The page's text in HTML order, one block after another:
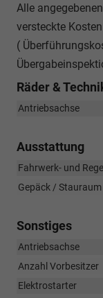
Alle
versteckte Kosten
(
Räder &
Antriebsachse
Ausstattung
Fahrwerk- und
Gepäck / Stauraum
Sonstiges
Antriebsachse
Anzahl Vorbesitzer
Elektrostarter